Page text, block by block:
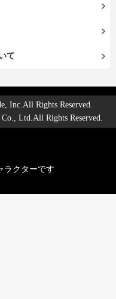
て
Inc.All Rights Reserved.
Ltd.All Rights Reserved.
ラクターです